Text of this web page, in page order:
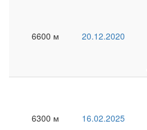
6600 м 20.12.2020
6300 м 16.02.2025